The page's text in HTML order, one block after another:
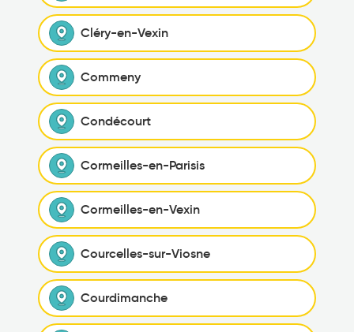
Cléry-en-Vexin
Commeny
Condécourt
Cormeilles-en-Parisis
Cormeilles-en-Vexin
Courcelles-sur-Viosne
Courdimanche